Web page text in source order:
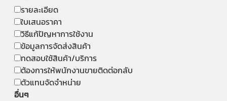
รายละเอียด
ใบเสนอราคา
วิธีแก้ปัญหาการใช้งาน
ข้อมูลการจัดส่งสินค้า
ทดสอบใช้สินค้า/บริการ
ต้องการให้พนักงานขายติดต่อกลับ
ตัวแทนจัดจำหน่าย
อื่นๆ